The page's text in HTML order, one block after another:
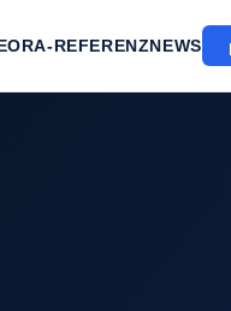
ORA-REFERENZNEWS